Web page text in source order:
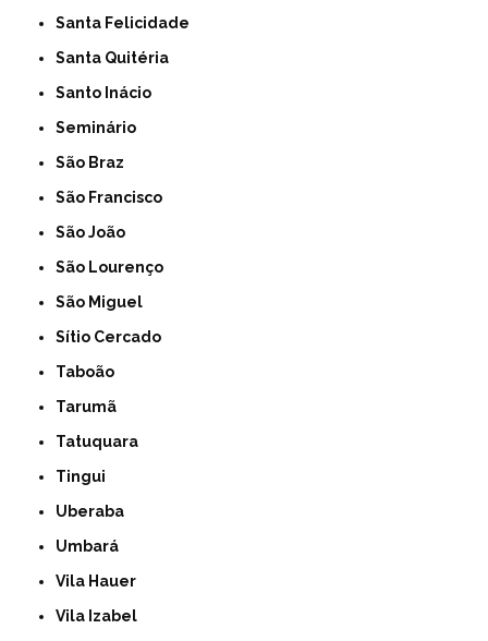
Santa Felicidade
Santa Quitéria
Santo Inácio
Seminário
São Braz
São Francisco
São João
São Lourenço
São Miguel
Sítio Cercado
Taboão
Tarumã
Tatuquara
Tingui
Uberaba
Umbará
Vila Hauer
Vila Izabel